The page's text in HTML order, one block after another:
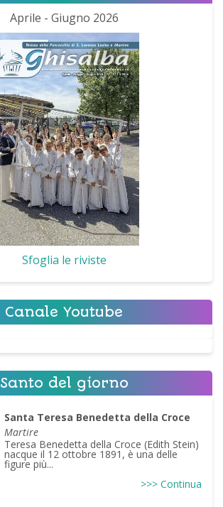
Aprile - Giugno 2026
Sfoglia le riviste
Canale Youtube
Santo del giorno
Santa Teresa Benedetta della Croce
Martire
Teresa Benedetta della Croce (Edith Stein)
nacque il 12 ottobre 1891, è una delle
figure più...
>>> Continua